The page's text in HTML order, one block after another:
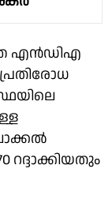
എൻ‌ഡി‌എ
പ്രതിരോധ
റദ്ദാക്കിയതും